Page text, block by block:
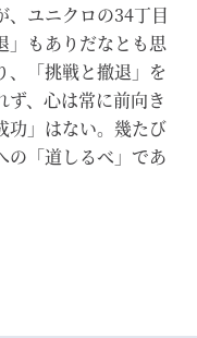
、ユニクロの34丁目
」もありだなとも思
、「挑戦と撤退」を
、心は常に前向き
功」はない。幾たび
の「道しるべ」であ